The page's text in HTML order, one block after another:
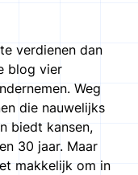
verdienen dan
blog vier
Weg
die nauwelijks
biedt kansen,
30 jaar. Maar
makkelijk om in